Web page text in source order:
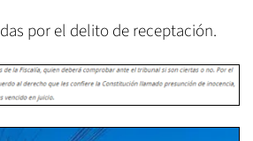
por el delito de receptación.